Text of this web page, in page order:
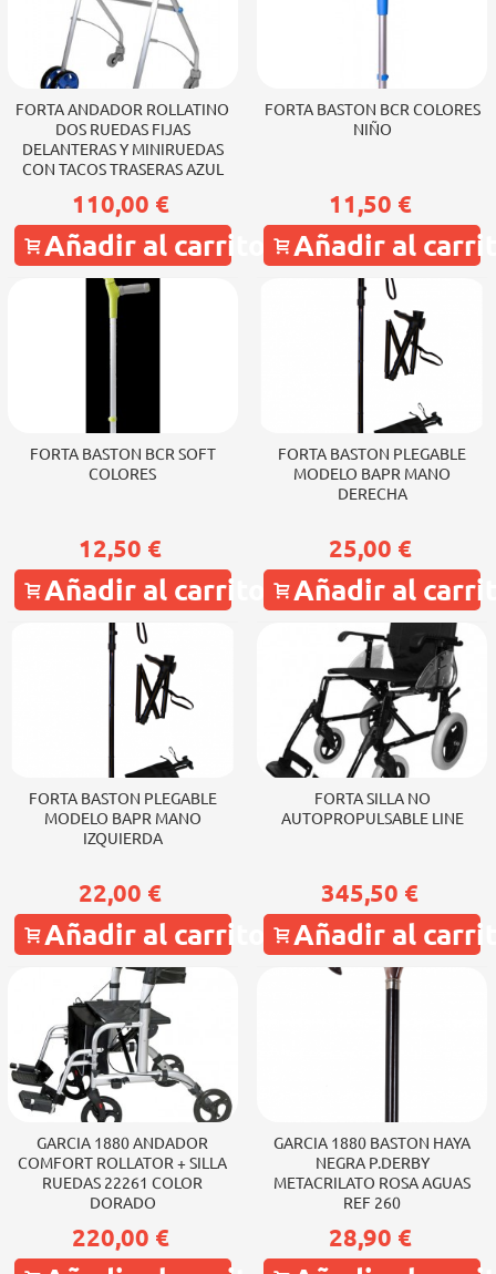
FORTA ANDADOR ROLLATINO
DOS RUEDAS FIJAS
DELANTERAS Y MINIRUEDAS
CON TACOS TRASERAS AZUL
110,00 €
Añadir al carrito
FORTA BASTON BCR COLORES
NIÑO
11,50 €
Añadir al
FORTA BASTON BCR SOFT
COLORES
12,50 €
Añadir al carrito
FORTA BASTON PLEGABLE
MODELO BAPR MANO
DERECHA
25,00 €
Añadir al
FORTA BASTON PLEGABLE
MODELO BAPR MANO
IZQUIERDA
22,00 €
Añadir al carrito
FORTA SILLA NO
AUTOPROPULSABLE LINE
345,50 €
Añadir al
GARCIA 1880 ANDADOR
COMFORT ROLLATOR + SILLA
RUEDAS 22261 COLOR
DORADO
220,00 €
GARCIA 1880 BASTON HAYA
NEGRA P.DERBY
METACRILATO ROSA AGUAS
REF 260
28,90 €